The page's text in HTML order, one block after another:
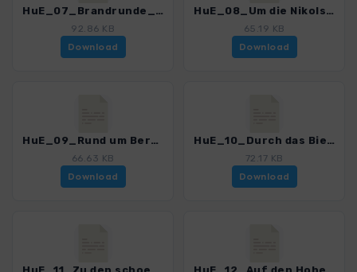
HuE_07_Brandrunde_3157_2.gpx
92.86 KB
Download
HuE_08_Um die Nikolsdorfer Waende_3157_2.gpx
65.19 KB
Download
HuE_09_Rund um Berggiessshuebel_3157_2.gpx
66.63 KB
Download
HuE_10_Durch das Bielatal_3157_2.gpx
72.17 KB
Download